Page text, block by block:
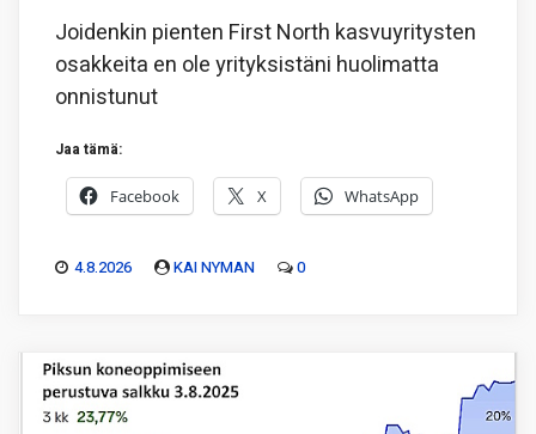
Joidenkin pienten First North kasvuyritysten
osakkeita en ole yrityksistäni huolimatta
onnistunut
Jaa tämä:
Facebook X WhatsApp
4.8.2026 KAI NYMAN 0